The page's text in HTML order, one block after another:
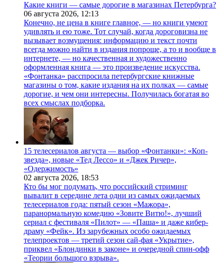
Какие книги — самые дорогие в магазинах Петербурга?
06 августа 2026, 12:13
Конечно, не цена в книге главное, — но книги умеют
удивлять и ею тоже. Тот случай, когда дороговизна не
вызывает возмущения: информацию и текст почти
всегда можно найти в издания попроще, а то и вообще в
интернете, — но качественная и художественно
оформленная книга — это произведение искусства.
«Фонтанка» расспросила петербургские книжные
магазины о том, какие издания на их полках — самые
дорогие, и чем они интересны. Получилась богатая во
всех смыслах подборка.
15 телесериалов августа — выбор «Фонтанки»: «Коп-
звезда», новые «Тед Лессо» и «Джек Ричер»,
«Одержимость»
02 августа 2026, 18:53
Кто бы мог подумать, что российский стриминг
вывалит в середине лета одни из самых ожидаемых
телесериалов года: пятый сезон «Мажора»,
паранормальную комедию «Зовите Витю!», лучший
сериал с фестиваля «Пилот» — «Паша» и даже кибер-
драму «Фейк». Из зарубежных особо ожидаемых
телепроектов — третий сезон сай-фая «Укрытие»,
приквел «Блондинки в законе» и очередной спин-офф
«Теории большого взрыва».